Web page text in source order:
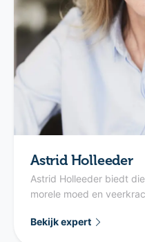
Astrid Holleeder
Astrid Holleeder biedt
morele moed en
Bekijk expert